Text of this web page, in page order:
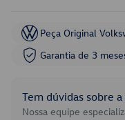
Peça Original
Garantia de 3
Tem dúvidas sobre
Nossa equipe